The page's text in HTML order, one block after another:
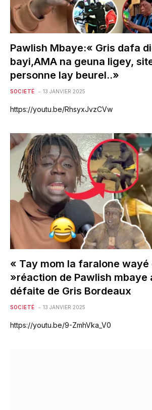
Pawlish Mbaye:« Gris dafa
bayi,AMA na geuna ligey,
personne lay beurel..»
SOCIETÉ 13 JANVIER 2025
https://youtu.be/RhsyxJvzCVw
« Tay mom la faralone wayé
»réaction de Pawlish mbaye
défaite de Gris Bordeaux
SOCIETÉ 13 JANVIER 2025
https://youtu.be/9-ZmhVka_V0